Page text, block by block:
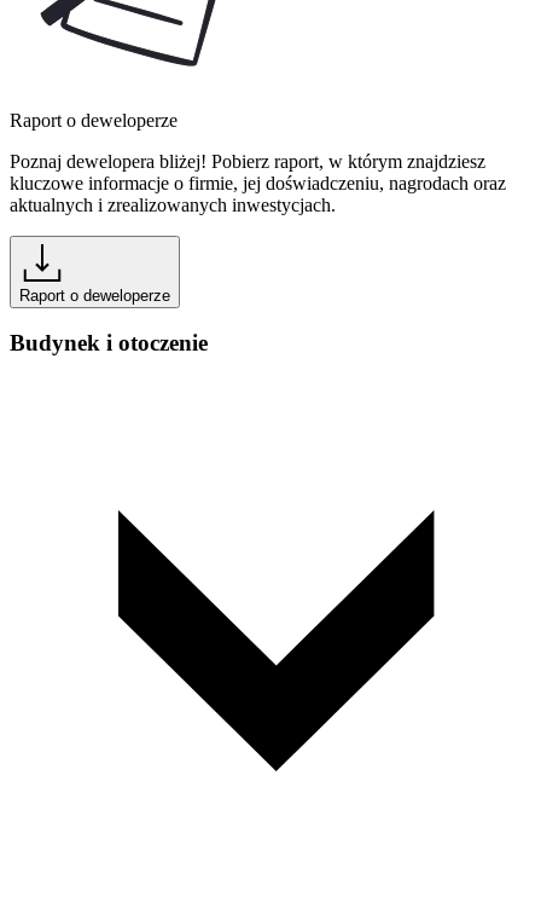
Raport o deweloperze
Poznaj dewelopera bliżej! Pobierz raport, w którym znajdziesz
kluczowe informacje o firmie, jej doświadczeniu, nagrodach oraz
aktualnych i zrealizowanych inwestycjach.
Raport o deweloperze
Budynek i otoczenie